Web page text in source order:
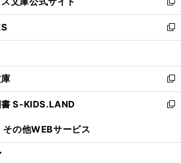
ド
ウ
で
開
ィ
ン
ド
ウ
開
く
い
ウ
ィ
ン
ウ
で
開
く
新
し
い
ウ
ン
ド
ウ
で
新
し
ウ
ィ
ン
ド
開
新
し
い
ン
S-KIDS.LAND
新
ウ
その他WEBサービス